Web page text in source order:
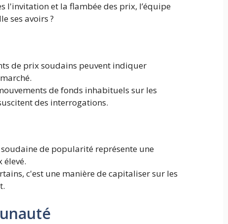
l'invitation et la flambée des prix, l’équipe
ses avoirs ?
de prix soudains peuvent indiquer
de fonds inhabituels sur les
des interrogations.
de popularité représente une
c'est une manière de capitaliser sur les